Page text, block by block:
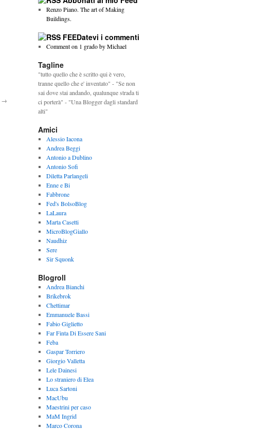
→
Renzo Piano. The art of Making
Buildings.
FEEDatevi i commenti
Comment on 1 grado by Michael
Tagline
"tutto quello che è scritto qui è vero,
tranne quello che e' inventato" - "Se non
sai dove stai andando, qualunque strada ti
ci porterà" - "Una Blogger dagli standard
alti"
Amici
Alessio Iacona
Andrea Beggi
Antonio a Dublino
Antonio Sofi
Diletta Parlangeli
Enne e Bi
Fabbrone
Fed's BolsoBlog
LaLaura
Marta Casetti
MicroBlogGiallo
Naudhiz
Sere
Sir Squonk
Blogroll
Andrea Bianchi
Brikebrok
Chettimar
Emmanuele Bassi
Fabio Giglietto
Far Finta Di Essere Sani
Feba
Gaspar Torriero
Giorgio Valletta
Lele Dainesi
Lo straniero di Elea
Luca Sartoni
MacUbu
Maestrini per caso
MaM Ingrid
Marco Corona